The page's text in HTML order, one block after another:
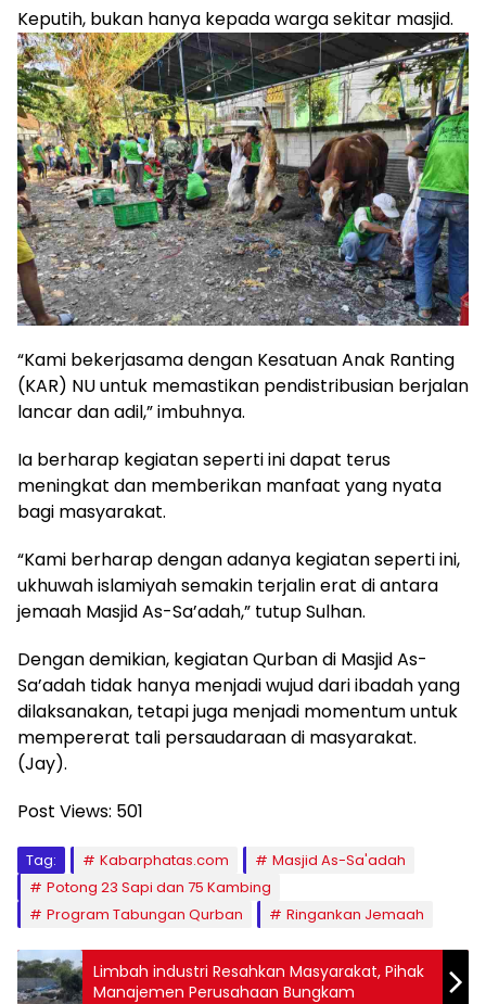
Keputih, bukan hanya kepada warga sekitar masjid.
“Kami bekerjasama dengan Kesatuan Anak Ranting
(KAR) NU untuk memastikan pendistribusian berjalan
lancar dan adil,” imbuhnya.
Ia berharap kegiatan seperti ini dapat terus
meningkat dan memberikan manfaat yang nyata
bagi masyarakat.
“Kami berharap dengan adanya kegiatan seperti ini,
ukhuwah islamiyah semakin terjalin erat di antara
jemaah Masjid As-Sa’adah,” tutup Sulhan.
Dengan demikian, kegiatan Qurban di Masjid As-
Sa’adah tidak hanya menjadi wujud dari ibadah yang
dilaksanakan, tetapi juga menjadi momentum untuk
mempererat tali persaudaraan di masyarakat.
(Jay).
Post Views: 501
Tag: Kabarphatas.com
Masjid As-Sa'adah
Potong 23 Sapi dan 75 Kambing
Program Tabungan Qurban
Ringankan Jemaah
Limbah industri Resahkan Masyarakat, Pihak
Manajemen Perusahaan Bungkam